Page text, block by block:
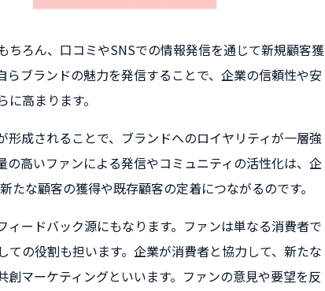
ちろん、口コミやSNSでの情報発信を通じて新規顧客獲
ブランドの魅力を発信することで、企業の信頼性や安
高まります。
成されることで、ブランドへのロイヤリティが一層強
高いファンによる発信やコミュニティの活性化は、企
な顧客の獲得や既存顧客の定着につながるのです。
ードバック源にもなります。ファンは単なる消費者で
の役割も担います。企業が消費者と協力して、新たな
マーケティングといいます。ファンの意見や要望を反